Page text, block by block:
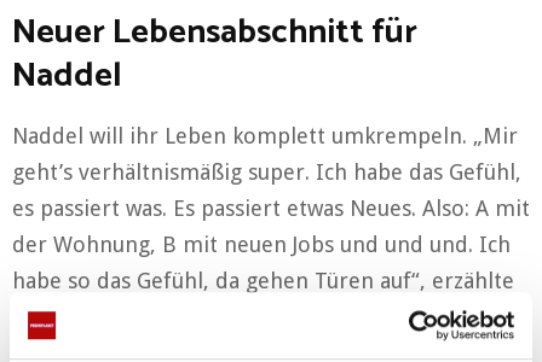
Neuer Lebensabschnitt für
Naddel
Naddel will ihr Leben komplett umkrempeln. „Mir
geht’s verhältnismäßig super. Ich habe das Gefühl,
es passiert was. Es passiert etwas Neues. Also: A mit
der Wohnung, B mit neuen Jobs und und und. Ich
habe so das Gefühl, da gehen Türen auf“, erzählte
sie erst kürzlich in einem Interview mit RTL. Sie
habe außerdem drei Kilo zugenommen.